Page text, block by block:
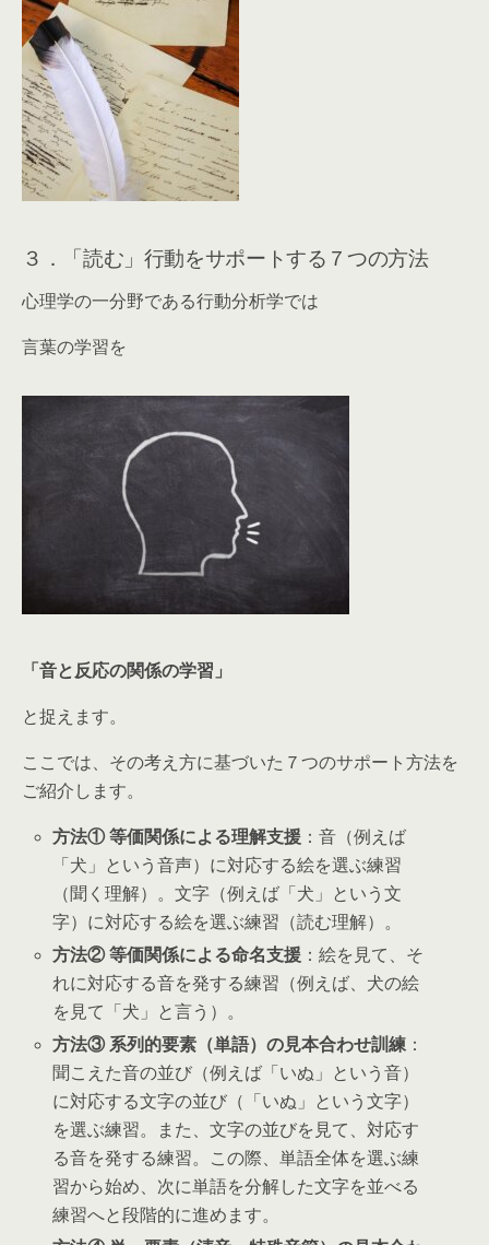
３．「読む」行動をサポートする７つの方法
心理学の一分野である行動分析学では
言葉の学習を
「音と反応の関係の学習」
と捉えます。
ここでは、その考え方に基づいた７つのサポート方法を
ご紹介します。
方法① 等価関係による理解支援 ：音（例えば
「犬」という音声）に対応する絵を選ぶ練習
（聞く理解）。文字（例えば「犬」という文
字）に対応する絵を選ぶ練習（読む理解）。
方法② 等価関係による命名支援 ：絵を見て、そ
れに対応する音を発する練習（例えば、犬の絵
を見て「犬」と言う）。
方法③ 系列的要素（単語）の見本合わせ訓練 ：
聞こえた音の並び（例えば「いぬ」という音）
に対応する文字の並び（「いぬ」という文字）
を選ぶ練習。また、文字の並びを見て、対応す
る音を発する練習。この際、単語全体を選ぶ練
習から始め、次に単語を分解した文字を並べる
練習へと段階的に進めます。